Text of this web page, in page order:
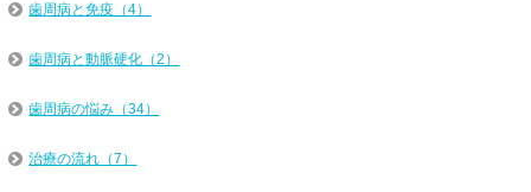
歯周病と免疫（4）
歯周病と動脈硬化（2）
歯周病の悩み（34）
治療の流れ（7）